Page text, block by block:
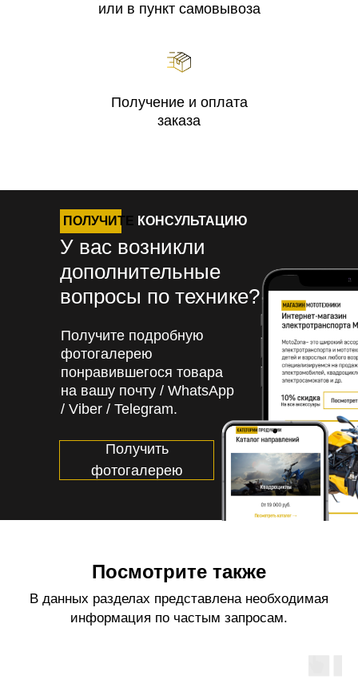
или в пункт самовывоза
Получение и оплата
заказа
Получите подробную
фотогалерею
понравившегося товара
на вашу почту / WhatsApp
/ Viber / Telegram.
Получить
фотогалерею
У вас возникли
дополнительные
вопросы по технике?
ПОЛУЧИТЕ КОНСУЛЬТАЦИЮ
Посмотрите также
В данных разделах представлена необходимая
информация по частым запросам.